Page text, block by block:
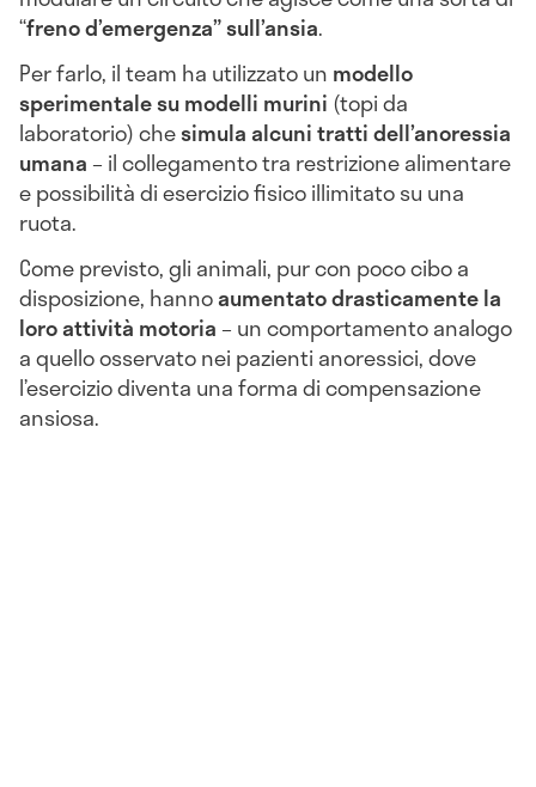
“freno d’emergenza” sull’ansia.
Per farlo, il team ha utilizzato un modello
sperimentale su modelli murini (topi da
laboratorio) chesimula alcuni tratti dell’anoressia
umana – il collegamento tra restrizione alimentare
e possibilità di esercizio fisico illimitato su una
ruota.
Come previsto, gli animali, pur con poco cibo a
disposizione, hannoaumentato drasticamente la
loro attività motoria – un comportamento analogo
a quello osservato nei pazienti anoressici, dove
l’esercizio diventa una forma di compensazione
ansiosa.